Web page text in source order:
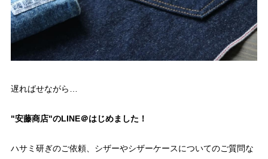
遅ればせながら…
"安藤商店"のLINE＠はじめました！
ハサミ研ぎのご依頼、シザーやシザーケースについてのご質問な